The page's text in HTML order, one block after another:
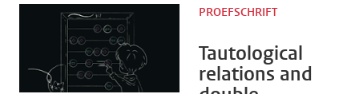
Tautological
relations and
PROEFSCHRIFT